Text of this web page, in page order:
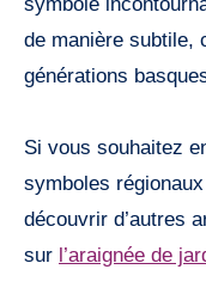
symbole
de manière subtile,
générations
Si vous souhaitez
symboles
découvrir d’autres
sur l’araignée de